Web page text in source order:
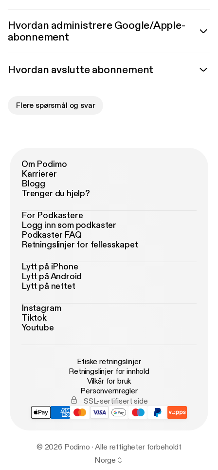
Hvordan administrere Google/Apple-
abonnement
Hvordan avslutte abonnement
Flere spørsmål og svar
Om Podimo
Karrierer
Blogg
Trenger du hjelp?
For Podkastere
Logg inn som podkaster
Podkaster FAQ
Retningslinjer for fellesskapet
Lytt på iPhone
Lytt på Android
Lytt på nettet
Instagram
Tiktok
Youtube
Etiske retningslinjer
Retningslinjer for innhold
Vilkår for bruk
Personvernregler
SSL-sertifisert side
© 2026 Podimo · Alle rettigheter forbeholdt
Norge